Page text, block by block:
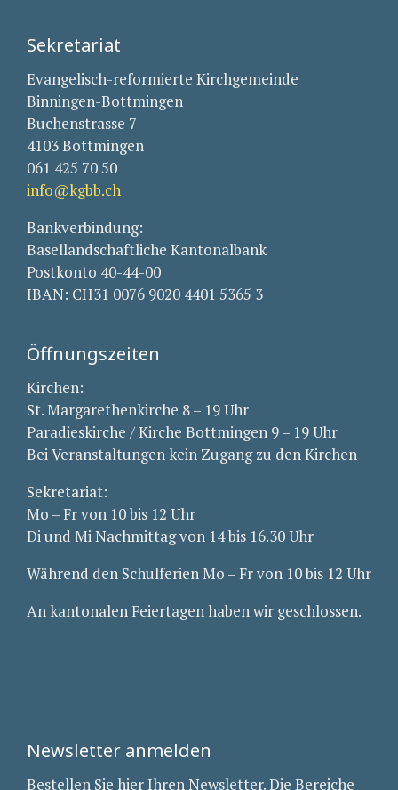
Sekretariat
Evangelisch-reformierte Kirchgemeinde
Binningen-Bottmingen
Buchenstrasse 7
4103 Bottmingen
061 425 70 50
info@kgbb.ch
Bankverbindung:
Basellandschaftliche Kantonalbank
Postkonto 40-44-00
IBAN: CH31 0076 9020 4401 5365 3
Öffnungszeiten
Kirchen:
St. Margarethenkirche 8 – 19 Uhr
Paradieskirche / Kirche Bottmingen 9 – 19 Uhr
Bei Veranstaltungen kein Zugang zu den Kirchen
Sekretariat:
Mo – Fr von 10 bis 12 Uhr
Di und Mi Nachmittag von 14 bis 16.30 Uhr
Während den Schulferien Mo – Fr von 10 bis 12 Uhr
An kantonalen Feiertagen haben wir geschlossen.
Newsletter anmelden
Bestellen Sie hier Ihren Newsletter. Die Bereiche